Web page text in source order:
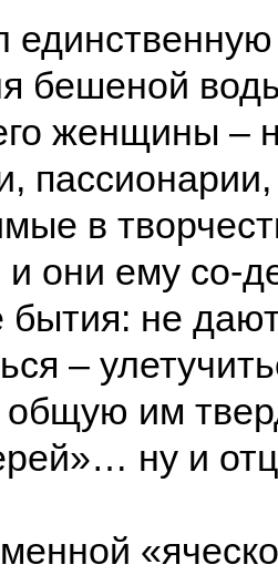
бешеной
женщины –
пассионарии,
в
они ему со-
бытия: не
–
общую им
ну и